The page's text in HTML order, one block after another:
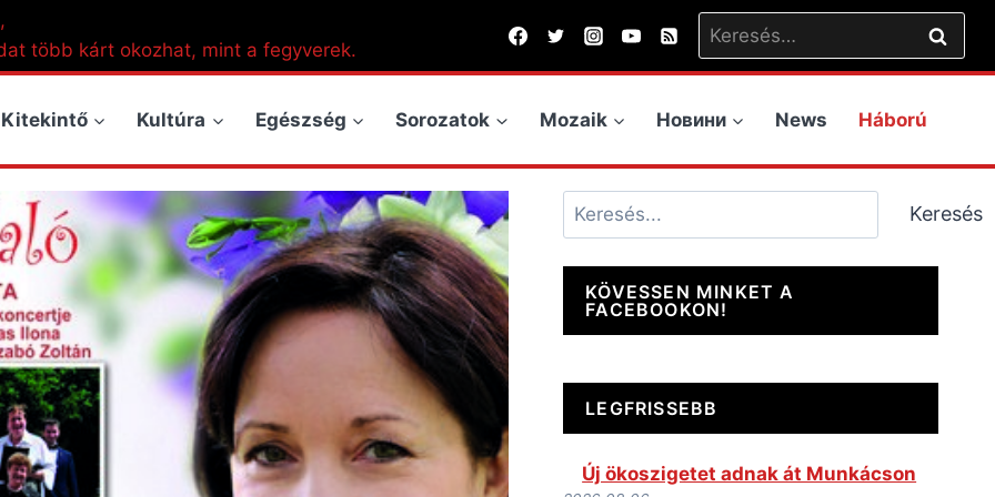
több kárt okozhat, mint a fegyverek.
Keresés:
Kitekintő Kultúra Egészség Sorozatok Mozaik Новини News Háború
Keresés Keresés
KÖVESSEN MINKET A
FACEBOOKON!
LEGFRISSEBB
Új ökoszigetet adnak át Munkácson